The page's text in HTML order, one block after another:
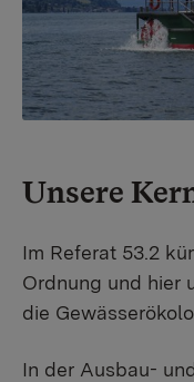
Unsere
Im Referat 53.2
Ordnung und hier
die
In der Ausbau-